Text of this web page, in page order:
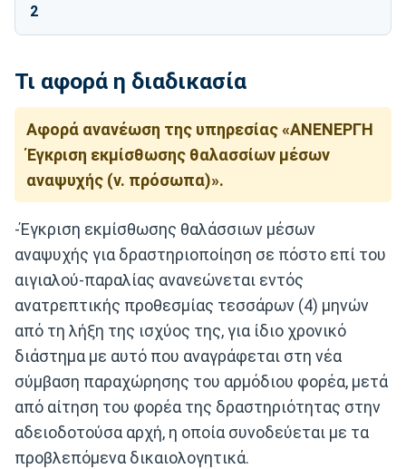
2
Τι αφορά η διαδικασία
Αφορά ανανέωση της υπηρεσίας «ΑΝΕΝΕΡΓΗ
Έγκριση εκμίσθωσης θαλασσίων μέσων
αναψυχής (ν. πρόσωπα)».
-Έγκριση εκμίσθωσης θαλάσσιων μέσων
αναψυχής για δραστηριοποίηση σε πόστο επί του
αιγιαλού-παραλίας ανανεώνεται εντός
ανατρεπτικής προθεσμίας τεσσάρων (4) μηνών
από τη λήξη της ισχύος της, για ίδιο χρονικό
διάστημα με αυτό που αναγράφεται στη νέα
σύμβαση παραχώρησης του αρμόδιου φορέα, μετά
από αίτηση του φορέα της δραστηριότητας στην
αδειοδοτούσα αρχή, η οποία συνοδεύεται με τα
προβλεπόμενα δικαιολογητικά.